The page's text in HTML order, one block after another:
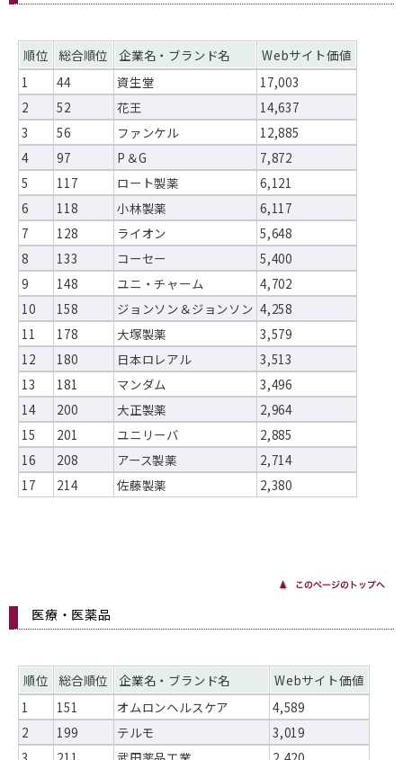
順位 総合順位 企業名・ブランド名
Webサイト価値
1
44 資生堂
17,003
2
52 花王
14,637
3
56 ファンケル
12,885
4
97 P＆G
7,872
5
117 ロート製薬
6,121
6
118 小林製薬
6,117
7
128 ライオン
5,648
8
133 コーセー
5,400
9
148 ユニ・チャーム
4,702
10
158 ジョンソン＆ジョンソン 4,258
11
178 大塚製薬
3,579
12
180 日本ロレアル
3,513
13
181 マンダム
3,496
14
200 大正製薬
2,964
15
201 ユニリーバ
2,885
16
208 アース製薬
2,714
17
214 佐藤製薬 2,380
医療・医薬品
順位 総合順位 企業名・ブランド名
Webサイト価値
1
151 オムロンヘルスケア
4,589
2
199 テルモ
3,019